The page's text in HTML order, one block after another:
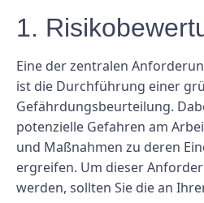
1.
Eine der zentralen
ist die Durchführung einer
Gefährdungsbeurteilung.
potenzielle Gefahren am
und Maßnahmen zu deren
ergreifen. Um dieser
werden, sollten Sie die an